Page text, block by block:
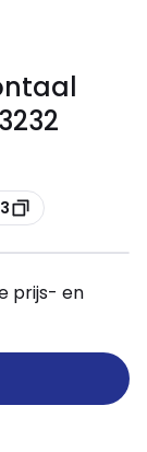
prijs- en